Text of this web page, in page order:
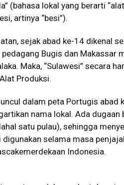
(bahasa lokal yang berarti
artinya “besi”).
sejak abad ke-14 dikenal
Bugis dan Makassar
Maka, “Sulawesi” secara
Produksi.
dalam peta Portugis abad
nama lokal. Ada dugaan
satu pulau), sehingga
selama masa
Indonesia.